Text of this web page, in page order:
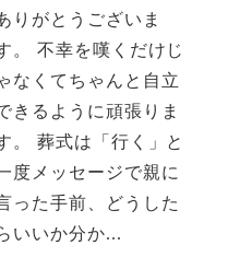
りがとうございま
。 不幸を嘆くだけじ
なくてちゃんと自立
きるように頑張りま
。 葬式は「行く」と
度メッセージで親に
った手前、どうした
いいか分か...